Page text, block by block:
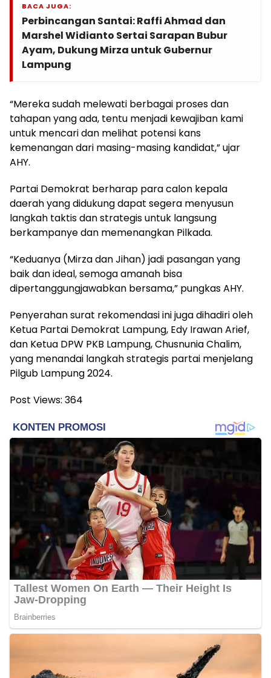
BACA JUGA:
Perbincangan Santai: Raffi Ahmad dan
Marshel Widianto Sertai Sarapan Bubur
Ayam, Dukung Mirza untuk Gubernur
Lampung
“Mereka sudah melewati berbagai proses dan
tahapan yang ada, tentu menjadi kewajiban kami
untuk mencari dan melihat potensi kans
kemenangan dari masing-masing kandidat,” ujar
AHY.
Partai Demokrat berharap para calon kepala
daerah yang didukung dapat segera menyusun
langkah taktis dan strategis untuk langsung
berkampanye dan memenangkan Pilkada.
“Keduanya (Mirza dan Jihan) jadi pasangan yang
baik dan ideal, semoga amanah bisa
dipertanggungjawabkan bersama,” pungkas AHY.
Penyerahan surat rekomendasi ini juga dihadiri oleh
Ketua Partai Demokrat Lampung, Edy Irawan Arief,
dan Ketua DPW PKB Lampung, Chusnunia Chalim,
yang menandai langkah strategis partai menjelang
Pilgub Lampung 2024.
Post Views: 364